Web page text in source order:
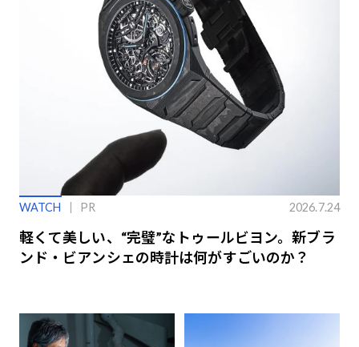
WATCH PR 2026.7.24
軽くて美しい、“完璧”なトゥールビヨン。新ブラ
ンド・ビアンシェの時計は何がすごいのか？